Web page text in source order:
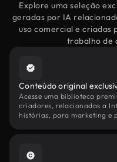
Explore uma seleção
geradas por IA
uso comercial e criadas
trabalho de
Conteúdo original
Acesse uma biblioteca
criadores, relacionadas a
histórias, para marketing e